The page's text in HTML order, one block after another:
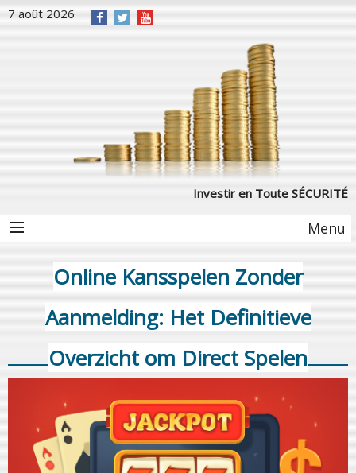
7 août 2026
Investir en Toute SÉCURITÉ
Menu
Online Kansspelen Zonder
Aanmelding: Het Definitieve
Overzicht om Direct Spelen